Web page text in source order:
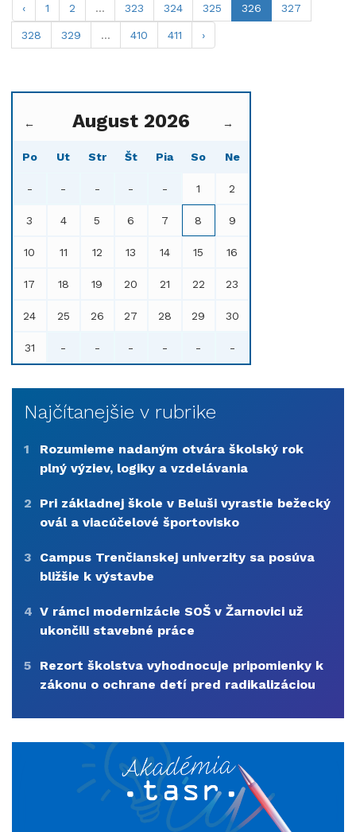
‹ 1 2 ... 323 324 325 326 327
328 329 ... 410 411 ›
← August 2026 →
Po Ut Str Št Pia So Ne
- - - - - 1 2
3 4 5 6 7 8 9
10 11 12 13 14 15 16
17 18 19 20 21 22 23
24 25 26 27 28 29 30
31 - - - - - -
Najčítanejšie v rubrike
1
Rozumieme nadaným otvára školský rok
plný výziev, logiky a vzdelávania
2
Pri základnej škole v Beluši vyrastie bežecký
ovál a viacúčelové športovisko
3
Campus Trenčianskej univerzity sa posúva
bližšie k výstavbe
4 V rámci modernizácie SOŠ v Žarnovici už
ukončili stavebné práce
5
Rezort školstva vyhodnocuje pripomienky k
zákonu o ochrane detí pred radikalizáciou